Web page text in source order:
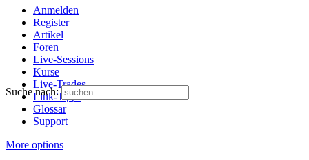
Anmelden
Register
Artikel
Foren
Live-Sessions
Kurse
Live-Trades
Link-Tipps
Glossar
Support
More options
Suche nach: